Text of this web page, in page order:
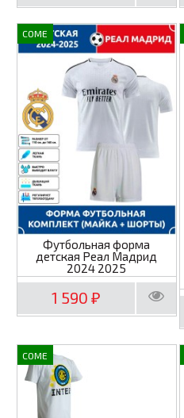
COME
Футбольная форма
детская Реал Мадрид
2024 2025
1 590 ₽
COME